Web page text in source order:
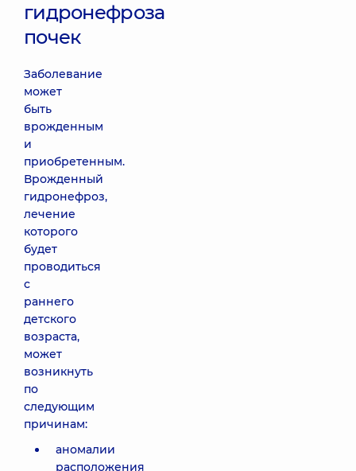
гидронефроза
почек
Заболевание
может
быть
врожденным
и
приобретенным.
Врожденный
гидронефроз,
лечение
которого
будет
проводиться
с
раннего
детского
возраста,
может
возникнуть
по
следующим
причинам:
аномалии
расположения